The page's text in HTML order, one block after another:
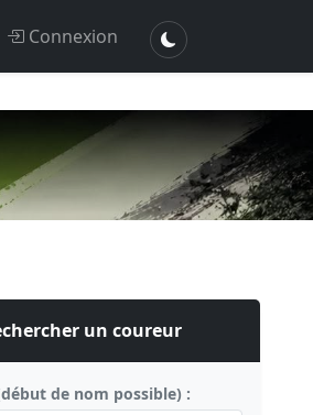
Connexion
un coureur
de nom possible) :